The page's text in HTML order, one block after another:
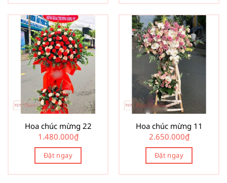
Hoa chúc mừng 22
1.480.000₫
Đặt ngay
Hoa chúc mừng 11
2.650.000₫
Đặt ngay